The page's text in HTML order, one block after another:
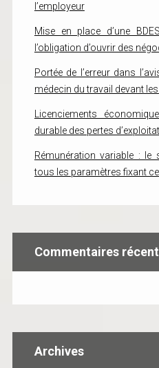
l’employeur
Mise en place d’une
l’obligation d’ouvrir des
Portée de l’erreur dans
médecin du travail devant
Licenciements
durable des pertes
Rémunération variable :
tous les paramètres fixant
Commentaires
Archives